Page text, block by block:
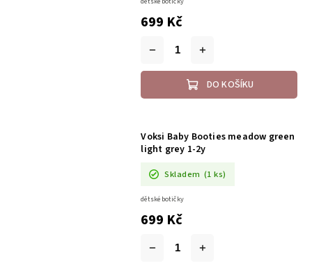
699 Kč
DO KOŠÍKU
Voksi Baby Booties meadow green
light grey 1-2y
Skladem (1 ks)
699 Kč
dětské botičky